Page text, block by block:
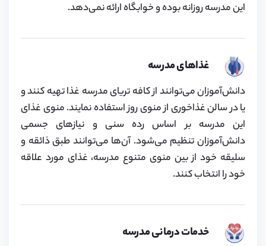
این مدرسه روزانه بوده و خوابگاه ارائه نمی‌دهد.
غذاهای مدرسه
دانش‌آموزان می‌توانند از کافه تریای مدرسه غذا تهیه کنند و
یا در سالن غذاخوری از منوی روز استفاده نمایند. منوی غذای
این مدرسه بر اساس رده سنی و نیازهای جسمی
دانش‌آموزان تنظیم می‌شود. آن‌ها می‌توانند طبق ذائقه و
سلیقه خود از بین منوی متنوع مدرسه، غذای مورد علاقه
خود را انتخاب کنند.
خدمات درمانی مدرسه